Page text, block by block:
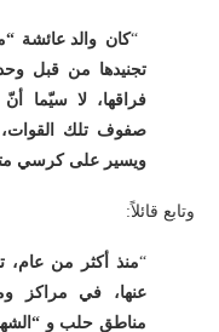
“كان والد عائشة
تجنيدها من قبل
فراقها، لا سيّما
صفوف تلك
ويسير على كرسي
وتابع قائلاً:
“منذ أكثر من
عنها، في مراكز
مناطق حلب و